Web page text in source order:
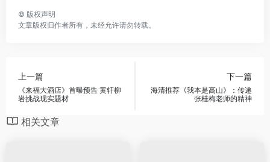
© 版权声明
文章版权归作者所有，未经允许请勿转载。
上一篇
《来福大酒店》首曝预告 黄轩柳
岩挑战现实题材
下一篇
海清推荐《我本是高山》：传递
张桂梅老师的精神
相关文章